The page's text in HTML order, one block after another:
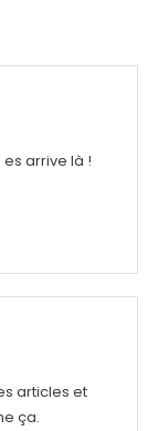
arrive là !
articles et
ça.